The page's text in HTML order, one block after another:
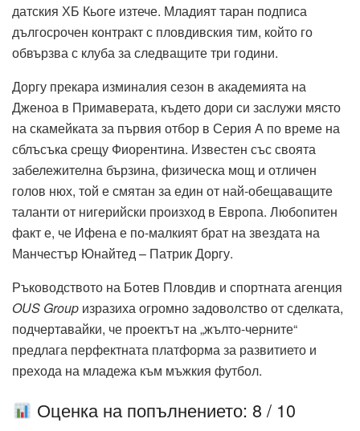
датския ХБ Кьоге изтече. Младият таран подписа
дългосрочен контракт с пловдивския тим, който го
обвързва с клуба за следващите три години.
Доргу прекара изминалия сезон в академията на
Дженоа в Примаверата, където дори си заслужи място
на скамейката за първия отбор в Серия А по време на
сблъсъка срещу Фиорентина. Известен със своята
забележителна бързина, физическа мощ и отличен
голов нюх, той е смятан за един от най-обещаващите
таланти от нигерийски произход в Европа. Любопитен
факт е, че Ифена е по-малкият брат на звездата на
Манчестър Юнайтед – Патрик Доргу.
Ръководството на Ботев Пловдив и спортната агенция
OUS Group изразиха огромно задоволство от сделката,
подчертавайки, че проектът на „жълто-черните“
предлага перфектната платформа за развитието и
прехода на младежа към мъжкия футбол.
Оценка на попълнението: 8 / 10